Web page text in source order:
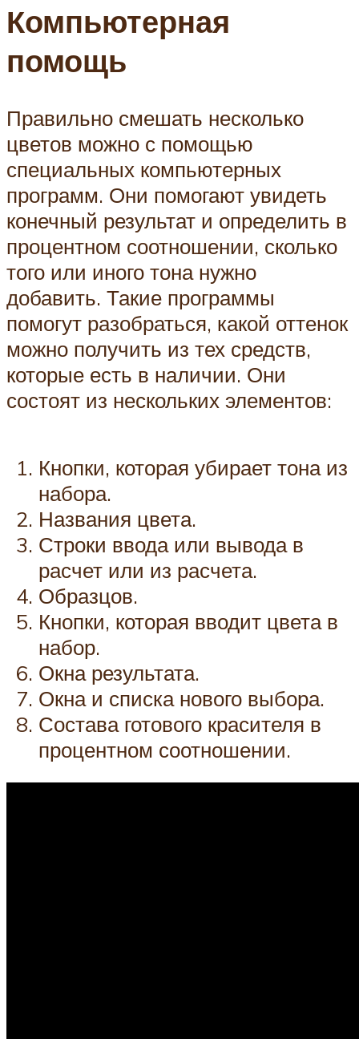
Компьютерная
помощь
Правильно смешать несколько
цветов можно с помощью
специальных компьютерных
программ. Они помогают увидеть
конечный результат и определить в
процентном соотношении, сколько
того или иного тона нужно
добавить. Такие программы
помогут разобраться, какой оттенок
можно получить из тех средств,
которые есть в наличии. Они
состоят из нескольких элементов:
Кнопки, которая убирает тона из
набора.
Названия цвета.
Строки ввода или вывода в
расчет или из расчета.
Образцов.
Кнопки, которая вводит цвета в
набор.
Окна результата.
Окна и списка нового выбора.
Состава готового красителя в
процентном соотношении.